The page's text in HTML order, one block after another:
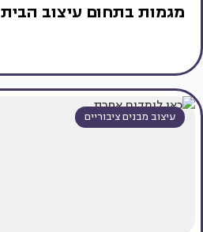
מגמות בתחום עיצוב הבית
עיצוב מבנים ציבוריים